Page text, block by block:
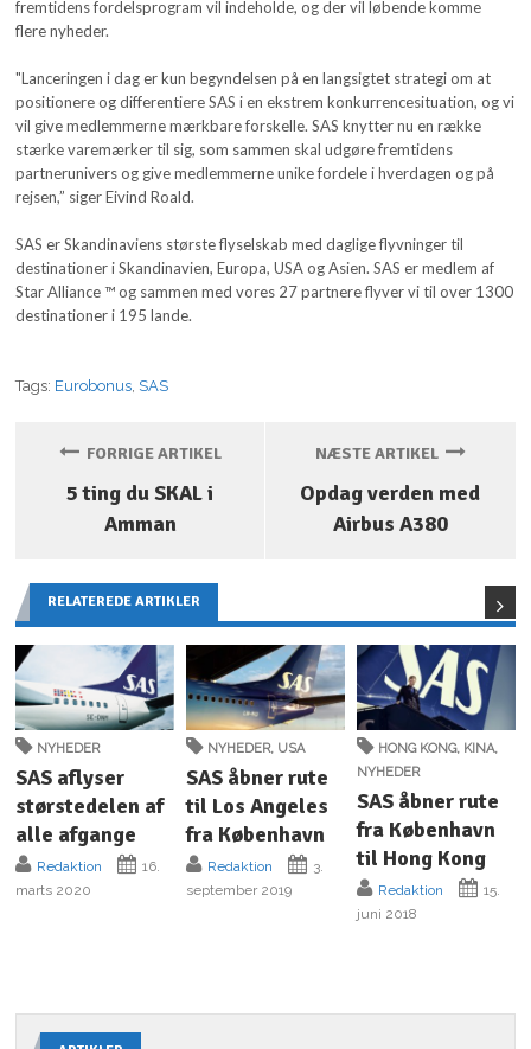
fremtidens fordelsprogram vil indeholde, og der vil løbende komme
flere nyheder.
"Lanceringen i dag er kun begyndelsen på en langsigtet strategi om at
positionere og differentiere SAS i en ekstrem konkurrencesituation, og vi
vil give medlemmerne mærkbare forskelle. SAS knytter nu en række
stærke varemærker til sig, som sammen skal udgøre fremtidens
partnerunivers og give medlemmerne unike fordele i hverdagen og på
rejsen,” siger Eivind Roald.
SAS er Skandinaviens største flyselskab med daglige flyvninger til
destinationer i Skandinavien, Europa, USA og Asien. SAS er medlem af
Star Alliance ™ og sammen med vores 27 partnere flyver vi til over 1300
destinationer i 195 lande.
Tags: Eurobonus, SAS
FORRIGE ARTIKEL
5 ting du SKAL i
Amman
NÆSTE ARTIKEL
Opdag verden med
Airbus A380
RELATEREDE ARTIKLER
NYHEDER
SAS aflyser
størstedelen af
alle afgange
Redaktion
16.
marts 2020
NYHEDER, USA
SAS åbner rute
til Los Angeles
fra København
Redaktion
3.
september 2019
HONG KONG, KINA,
NYHEDER
SAS åbner rute
fra København
til Hong Kong
Redaktion
15.
juni 2018